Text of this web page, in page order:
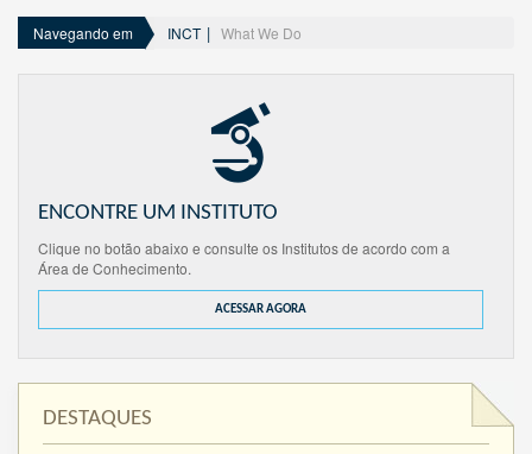
Navegando em INCT What We Do
ENCONTRE UM INSTITUTO
Clique no botão abaixo e consulte os Institutos de acordo com a
Área de Conhecimento.
ACESSAR AGORA
DESTAQUES